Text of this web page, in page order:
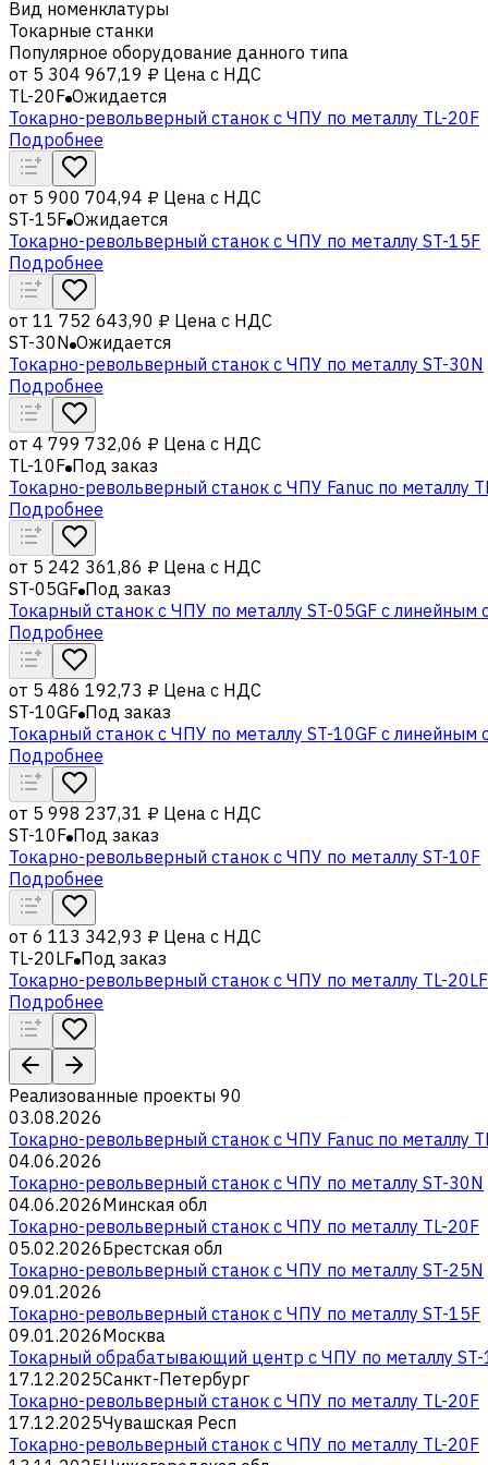
Вид номенклатуры
Токарные станки
Популярное оборудование данного типа
от 5 304 967,19 ₽ Цена с НДС
TL-20F Ожидается
Токарно-револьверный станок с ЧПУ по металлу TL-20F
Подробнее
от 5 900 704,94 ₽ Цена с НДС
ST-15F Ожидается
Токарно-револьверный станок с ЧПУ по металлу ST-15F
Подробнее
от 11 752 643,90 ₽ Цена с НДС
ST-30N Ожидается
Токарно-револьверный станок с ЧПУ по металлу ST-30N
Подробнее
от 4 799 732,06 ₽ Цена с НДС
TL-10F Под заказ
Токарно-револьверный станок с ЧПУ Fanuc по металлу
Подробнее
от 5 242 361,86 ₽ Цена с НДС
ST-05GF Под заказ
Токарный станок с ЧПУ по металлу ST-05GF c линейным
Подробнее
от 5 486 192,73 ₽ Цена с НДС
ST-10GF Под заказ
Токарный станок с ЧПУ по металлу ST-10GF c линейным
Подробнее
от 5 998 237,31 ₽ Цена с НДС
ST-10F Под заказ
Токарно-револьверный станок с ЧПУ по металлу ST-10F
Подробнее
от 6 113 342,93 ₽ Цена с НДС
TL-20LF Под заказ
Токарно-револьверный станок с ЧПУ по металлу TL-20LF
Подробнее
Реализованные проекты 90
03.08.2026
Токарно-револьверный станок с ЧПУ Fanuc по металлу
04.06.2026
Токарно-револьверный станок с ЧПУ по металлу ST-30N
04.06.2026Минская обл
Токарно-револьверный станок с ЧПУ по металлу TL-20F
05.02.2026Брестская обл
Токарно-револьверный станок с ЧПУ по металлу ST-25N
09.01.2026
Токарно-револьверный станок с ЧПУ по металлу ST-15F
09.01.2026Москва
Токарный обрабатывающий центр с ЧПУ по металлу ST-
17.12.2025Санкт-Петербург
Токарно-револьверный станок с ЧПУ по металлу TL-20F
17.12.2025Чувашская Респ
Токарно-револьверный станок с ЧПУ по металлу TL-20F